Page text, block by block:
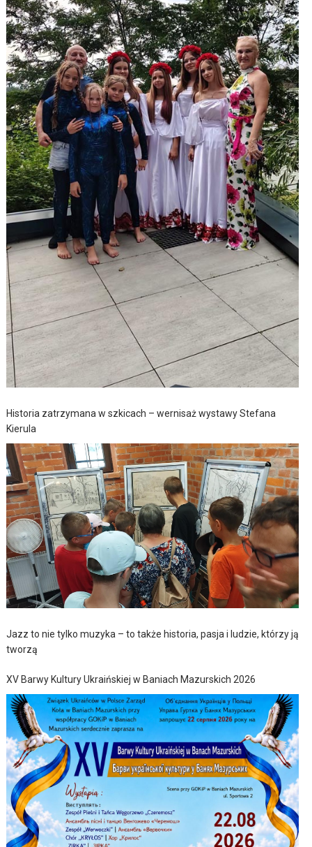
Historia zatrzymana w szkicach – wernisaż wystawy Stefana
Kierula
Jazz to nie tylko muzyka – to także historia, pasja i ludzie, którzy ją
tworzą
XV Barwy Kultury Ukraińskiej w Baniach Mazurskich 2026